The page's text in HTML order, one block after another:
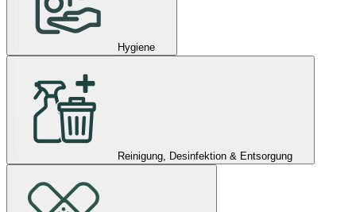
Hygiene
Reinigung, Desinfektion & Entsorgung